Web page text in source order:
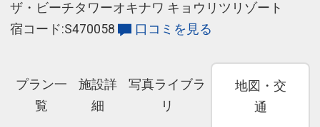
ザ・ビーチタワーオキナワ キョウリツリゾート
宿コード:S470058
口コミを見る
プラン一
覧
施設詳
細
写真ライブラ
リ
地図・交
通